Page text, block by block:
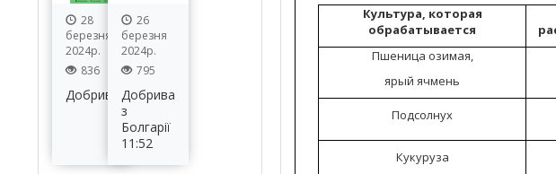
Культура, которая
обрабатывается
Пшеница озимая,
ярый ячмень
Подсолнух
Кукуруза
28
березня
2024р.
836
Добрива
26
березня
2024р.
795
Добрива
з
Болгарії
11:52